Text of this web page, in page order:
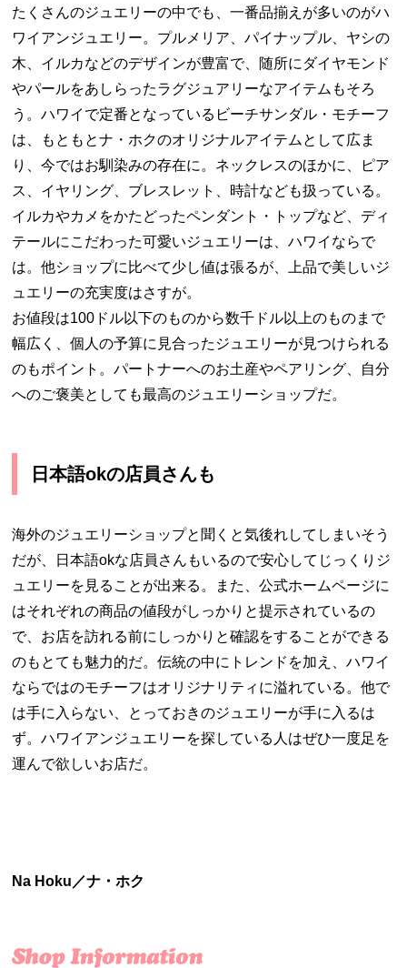
たくさんのジュエリーの中でも、一番品揃えが多いのがハ
ワイアンジュエリー。プルメリア、パイナップル、ヤシの
木、イルカなどのデザインが豊富で、随所にダイヤモンド
やパールをあしらったラグジュアリーなアイテムもそろ
う。ハワイで定番となっているビーチサンダル・モチーフ
は、もともとナ・ホクのオリジナルアイテムとして広ま
り、今ではお馴染みの存在に。ネックレスのほかに、ピア
ス、イヤリング、ブレスレット、時計なども扱っている。
イルカやカメをかたどったペンダント・トップなど、ディ
テールにこだわった可愛いジュエリーは、ハワイならで
は。他ショップに比べて少し値は張るが、上品で美しいジ
ュエリーの充実度はさすが。
お値段は100ドル以下のものから数千ドル以上のものまで
幅広く、個人の予算に見合ったジュエリーが見つけられる
のもポイント。パートナーへのお土産やペアリング、自分
へのご褒美としても最高のジュエリーショップだ。
日本語okの店員さんも
海外のジュエリーショップと聞くと気後れしてしまいそう
だが、日本語okな店員さんもいるので安心してじっくりジ
ュエリーを見ることが出来る。また、公式ホームページに
はそれぞれの商品の値段がしっかりと提示されているの
で、お店を訪れる前にしっかりと確認をすることができる
のもとても魅力的だ。伝統の中にトレンドを加え、ハワイ
ならではのモチーフはオリジナリティに溢れている。他で
は手に入らない、とっておきのジュエリーが手に入るは
ず。ハワイアンジュエリーを探している人はぜひ一度足を
運んで欲しいお店だ。
Na Hoku／ナ・ホク